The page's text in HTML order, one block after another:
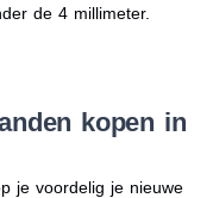
de 4 millimeter.
kopen in
je voordelig je nieuwe